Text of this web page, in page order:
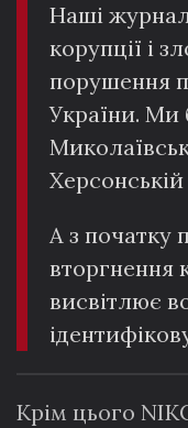
Наші
корупції і
порушення
України. Ми
А з початку
вторгнення
висвітлює
Крім цього